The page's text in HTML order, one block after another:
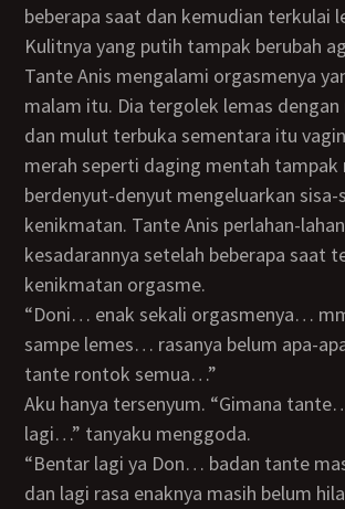
beberapa saat dan kemudian terkulai
Kulitnya yang putih tampak berubah agak memerah,
Tante Anis mengalami orgasmenya
malam itu. Dia tergolek lemas
dan mulut terbuka sementara itu
merah seperti daging mentah tampak
berdenyut-denyut mengeluarkan sisa-
kenikmatan. Tante Anis perlahan-
kesadarannya setelah beberapa saat
kenikmatan orgasme.
“Doni… enak sekali orgasmenya… mmhh… tante
sampe lemes… rasanya belum apa-
tante rontok semua…”
Aku hanya tersenyum. “Gimana tante… udah siap
lagi…” tanyaku menggoda.
“Bentar lagi ya Don… badan tante masih lemes…
dan lagi rasa enaknya masih belum